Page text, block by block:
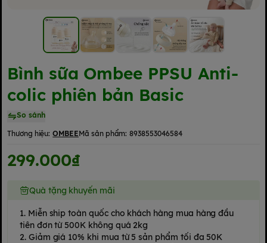
Bình sữa Ombee PPSU Anti-
colic phiên bản Basic
So sánh
Thương hiệu: OMBEEMã sản phẩm: 8938553046584
299.000₫
Quà tặng khuyến mãi
1. Miễn ship toàn quốc cho khách hàng mua hàng đầu
tiên đơn từ 500K không quá 2kg
2. Giảm giá 10% khi mua từ 5 sản phẩm tối đa 50K